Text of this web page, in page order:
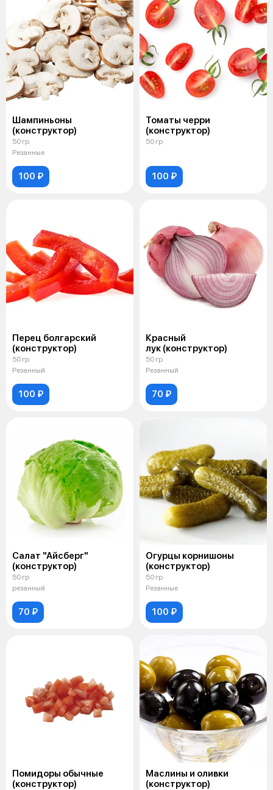
Шампиньоны
(конструктор)
50 гр
Резанные
100 ₽
Томаты черри
(конструктор)
50 гр
100 ₽
Перец болгарский
(конструктор)
50 гр
Резанный
100 ₽
Красный
лук (конструктор)
50 гр
Резанный
70 ₽
Салат "Айсберг"
(конструктор)
50 гр
резанный
70 ₽
Огурцы корнишоны
(конструктор)
50 гр
Резанные
100 ₽
Помидоры обычные
(конструктор)
Маслины и оливки
(конструктор)